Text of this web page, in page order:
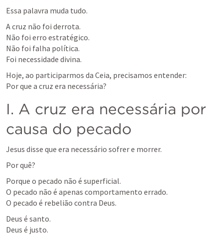
Essa palavra muda tudo.
A cruz não foi derrota.
Não foi erro estratégico.
Não foi falha política.
Foi necessidade divina.
Hoje, ao participarmos da Ceia, precisamos entender:
Por que a cruz era necessária?
I. A cruz era necessária por
causa do pecado
Jesus disse que era necessário sofrer e morrer.
Por quê?
Porque o pecado não é superficial.
O pecado não é apenas comportamento errado.
O pecado é rebelião contra Deus.
Deus é santo.
Deus é justo.